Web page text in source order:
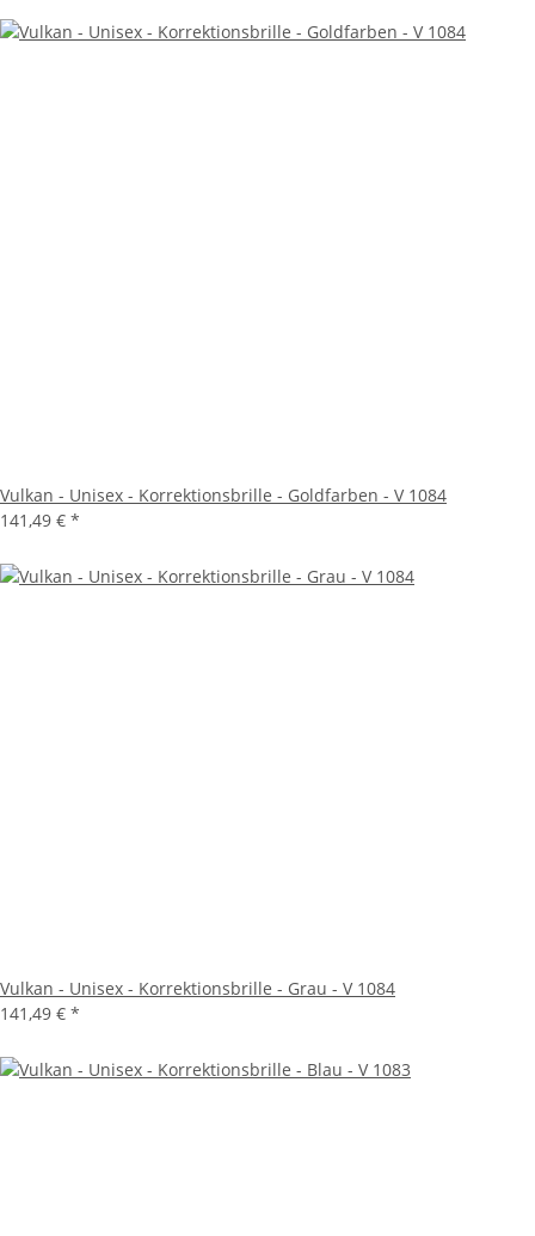
Vulkan - Unisex - Korrektionsbrille - Goldfarben - V 1084
141,49 € *
Vulkan - Unisex - Korrektionsbrille - Grau - V 1084
141,49 € *